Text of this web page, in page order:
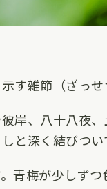
雑節（ざっせ
岸、八十八夜
と深く結びつい
青梅が少しず